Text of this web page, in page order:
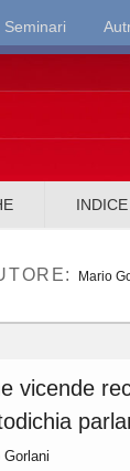
Seminari
Mario
vicende
Gorlani